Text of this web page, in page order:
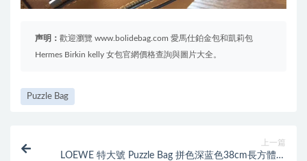
声明： 歡迎瀏覽 www.bolidebag.com 愛馬仕鉑金包和凱莉包
Hermes Birkin kelly 女包官網價格查詢與圖片大全。
Puzzle Bag
上一篇
LOEWE 特大號 Puzzle Bag 拼色深蓝色38cm長方體形